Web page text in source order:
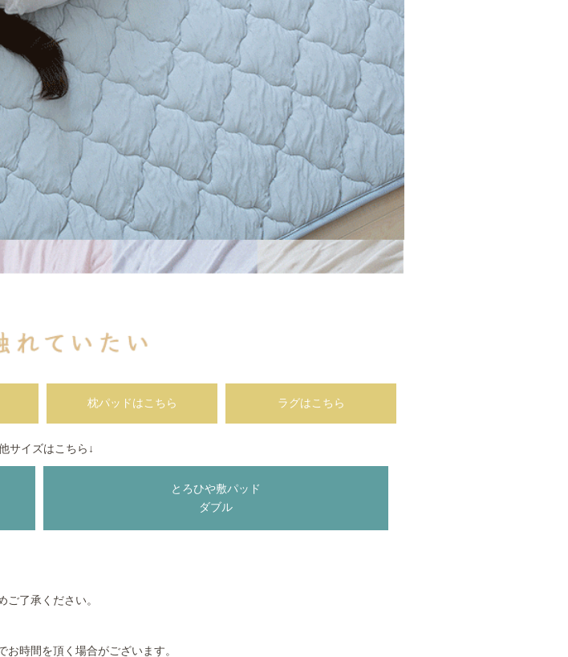
枕パッドはこちら ラグはこちら
サイズはこちら↓
とろひや敷パッド
ダブル
了承ください。
時間を頂く場合がございます。